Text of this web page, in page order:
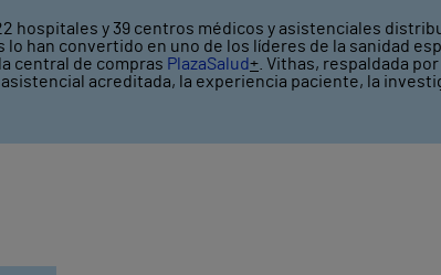
hospitales y 39 centros médicos y asistenciales
han convertido en uno de los líderes de la sanidad
central de compras PlazaSalud+ . Vithas, respaldada
acreditada, la experiencia paciente, la